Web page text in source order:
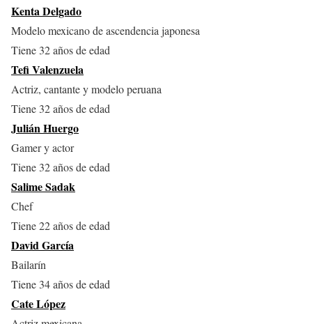
Kenta Delgado
Modelo mexicano de ascendencia japonesa
Tiene 32 años de edad
Tefi Valenzuela
Actriz, cantante y modelo peruana
Tiene 32 años de edad
Julián Huergo
Gamer y actor
Tiene 32 años de edad
Salime Sadak
Chef
Tiene 22 años de edad
David García
Bailarín
Tiene 34 años de edad
Cate López